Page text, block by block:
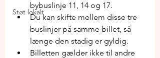
Støt lokalt
bybuslinje 11, 14 og 17.
Du kan skifte mellem disse tre
buslinjer på samme billet, så
længe den stadig er gyldig.
Billetten gælder ikke til andre